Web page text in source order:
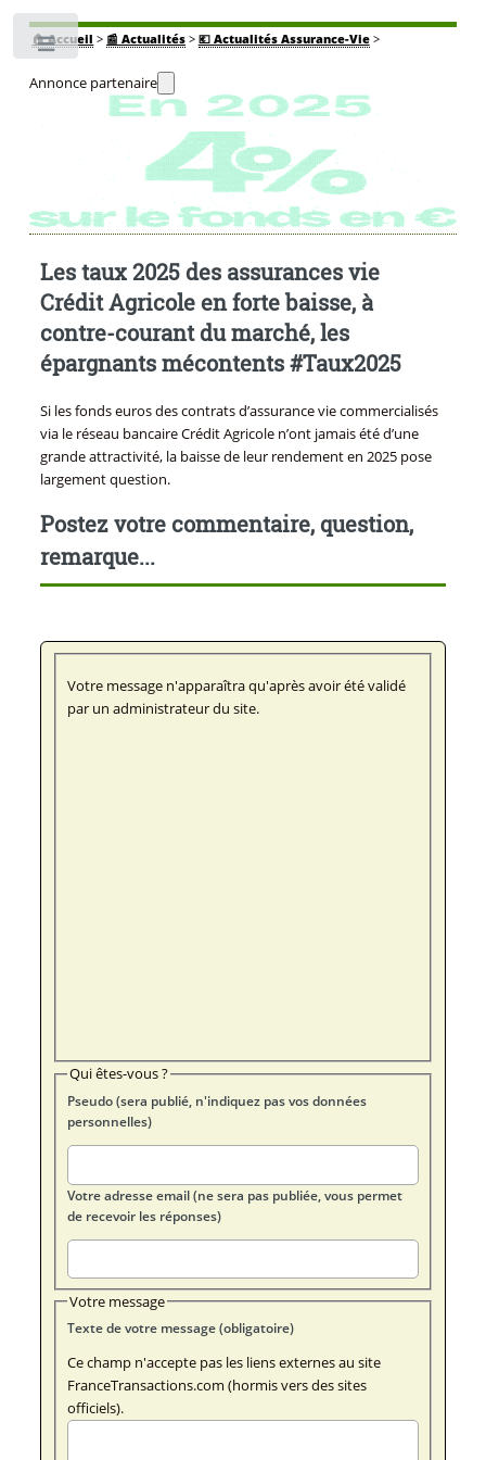
🏠Accueil > 📰 Actualités> 💶 Actualités Assurance-Vie>
Annonce partenaire
Les taux 2025 des assurances vie
Crédit Agricole en forte baisse, à
contre-courant du marché, les
épargnants mécontents #Taux2025
Si les fonds euros des contrats d’assurance vie commercialisés
via le réseau bancaire Crédit Agricole n’ont jamais été d’une
grande attractivité, la baisse de leur rendement en 2025 pose
largement question.
Postez votre commentaire, question,
remarque...
Votre message n'apparaîtra qu'après avoir été validé
par un administrateur du site.
Qui êtes-vous ?
Pseudo (sera publié, n'indiquez pas vos données
personnelles)
Votre adresse email (ne sera pas publiée, vous permet
de recevoir les réponses)
Votre message
Texte de votre message (obligatoire)
Ce champ n'accepte pas les liens externes au site
FranceTransactions.com (hormis vers des sites
officiels).
Toggle